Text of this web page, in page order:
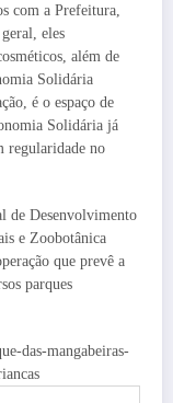
com a Prefeitura,
eles
além de
Solidária
é o espaço de
Solidária já
regularidade no
de Desenvolvimento
e Zoobotânica
que prevê a
parques
das-mangabeiras-